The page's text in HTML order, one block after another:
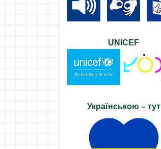
UNICEF
Українською – тут